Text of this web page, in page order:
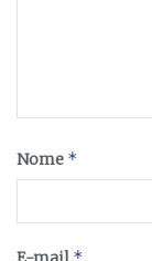
Nome *